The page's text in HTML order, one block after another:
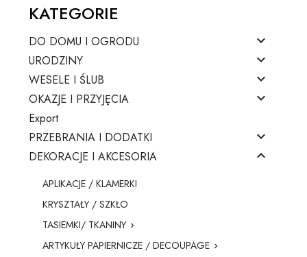
KATEGORIE
DO DOMU I OGRODU 
URODZINY 
WESELE I ŚLUB 
OKAZJE I PRZYJĘCIA 
Export
PRZEBRANIA I DODATKI

DEKORACJE I AKCESORIA 
APLIKACJE / KLAMERKI
KRYSZTAŁY / SZKŁO
TASIEMKI/ TKANINY 
ARTYKUŁY PAPIERNICZE / DECOUPAGE 